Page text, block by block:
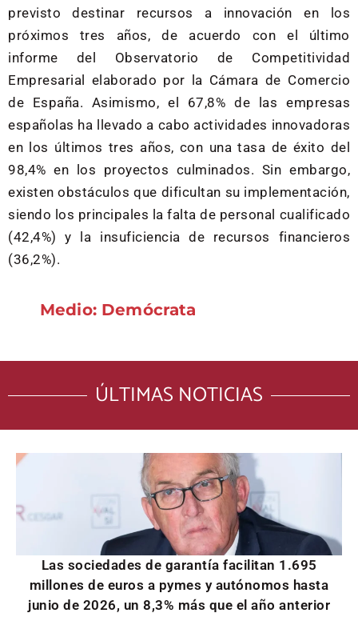
previsto destinar recursos a innovación en los
próximos tres años, de acuerdo con el último
informe del Observatorio de Competitividad
Empresarial elaborado por la Cámara de Comercio
de España. Asimismo, el 67,8% de las empresas
españolas ha llevado a cabo actividades innovadoras
en los últimos tres años, con una tasa de éxito del
98,4% en los proyectos culminados. Sin embargo,
existen obstáculos que dificultan su implementación,
siendo los principales la falta de personal cualificado
(42,4%) y la insuficiencia de recursos financieros
(36,2%).
Medio: Demócrata
ÚLTIMAS NOTICIAS
Las sociedades de garantía facilitan 1.695
millones de euros a pymes y autónomos hasta
junio de 2026, un 8,3% más que el año anterior